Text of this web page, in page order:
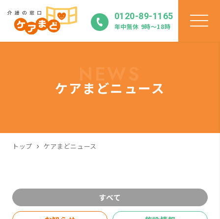
0120-89-1165
年中無休 9時〜18時
ケアまどニュース
トップ ケアまどニュース
すべて